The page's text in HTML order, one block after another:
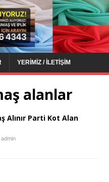
YERIMIZ / İLETIŞIM
alanlar
Alınır Parti Kot Alan
admin